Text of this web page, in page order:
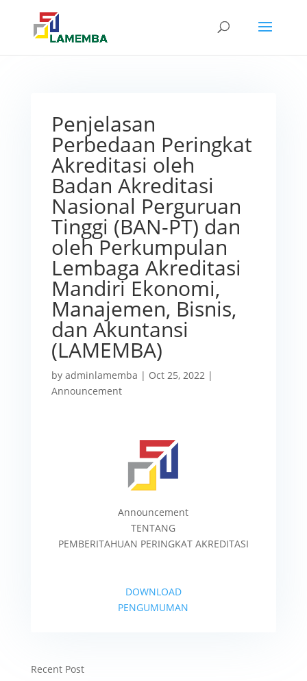
Penjelasan
Perbedaan Peringkat
Akreditasi oleh
Badan Akreditasi
Nasional Perguruan
Tinggi (BAN-PT) dan
oleh Perkumpulan
Lembaga Akreditasi
Mandiri Ekonomi,
Manajemen, Bisnis,
dan Akuntansi
(LAMEMBA)
by adminlamemba | Oct 25, 2022|
Announcement
Announcement
TENTANG
PEMBERITAHUAN PERINGKAT AKREDITASI
DOWNLOAD
PENGUMUMAN
Recent Post